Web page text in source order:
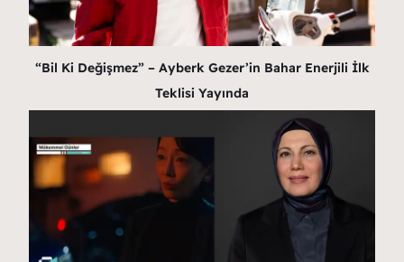
“Bil Ki Değişmez” – Ayberk Gezer’in Bahar Enerjili İlk
Teklisi Yayında